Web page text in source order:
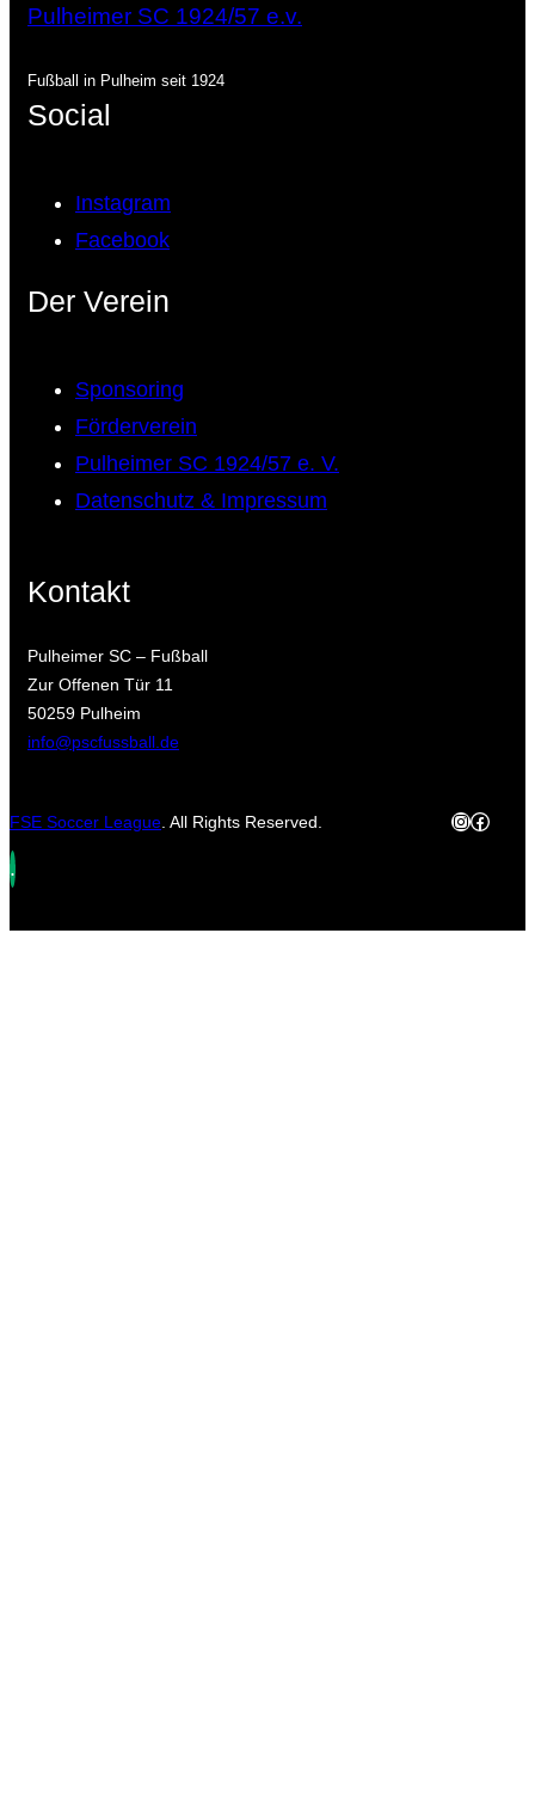
Pulheimer SC 1924/57 e.v.
Fußball in Pulheim seit 1924
Social
Instagram
Facebook
Der Verein
Sponsoring
Förderverein
Pulheimer SC 1924/57 e. V.
Datenschutz & Impressum
Kontakt
Pulheimer SC – Fußball
Zur Offenen Tür 11
50259 Pulheim
info@pscfussball.de
FSE Soccer League . All Rights Reserved. Instagram
.